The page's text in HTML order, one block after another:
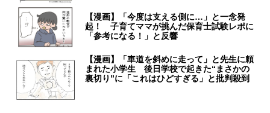
【漫画】「今度は支える側に…」と一念発
起！ 子育てママが挑んだ保育士試験レポに
「参考になる！」と反響
【漫画】「車道を斜めに走って」と先生に頼
まれた小学生 後日学校で起きた“まさかの
裏切り”に「これはひどすぎる」と批判殺到